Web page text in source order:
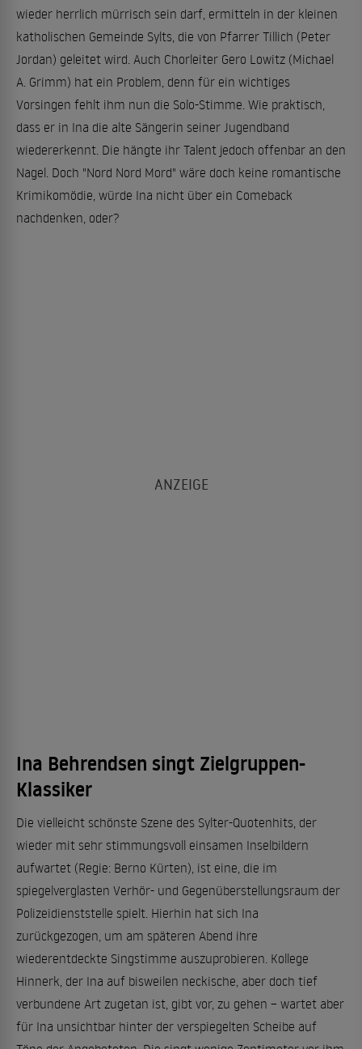
wieder herrlich mürrisch sein darf, ermitteln in der kleinen
katholischen Gemeinde Sylts, die von Pfarrer Tillich (Peter
Jordan) geleitet wird. Auch Chorleiter Gero Lowitz (Michael
A. Grimm) hat ein Problem, denn für ein wichtiges
Vorsingen fehlt ihm nun die Solo-Stimme. Wie praktisch,
dass er in Ina die alte Sängerin seiner Jugendband
wiedererkennt. Die hängte ihr Talent jedoch offenbar an den
Nagel. Doch "Nord Nord Mord" wäre doch keine romantische
Krimikomödie, würde Ina nicht über ein Comeback
nachdenken, oder?
Ina Behrendsen singt Zielgruppen-
Klassiker
Die vielleicht schönste Szene des Sylter-Quotenhits, der
wieder mit sehr stimmungsvoll einsamen Inselbildern
aufwartet (Regie: Berno Kürten), ist eine, die im
spiegelverglasten Verhör- und Gegenüberstellungsraum der
Polizeidienststelle spielt. Hierhin hat sich Ina
zurückgezogen, um am späteren Abend ihre
wiederentdeckte Singstimme auszuprobieren. Kollege
Hinnerk, der Ina auf bisweilen neckische, aber doch tief
verbundene Art zugetan ist, gibt vor, zu gehen – wartet aber
für Ina unsichtbar hinter der verspiegelten Scheibe auf